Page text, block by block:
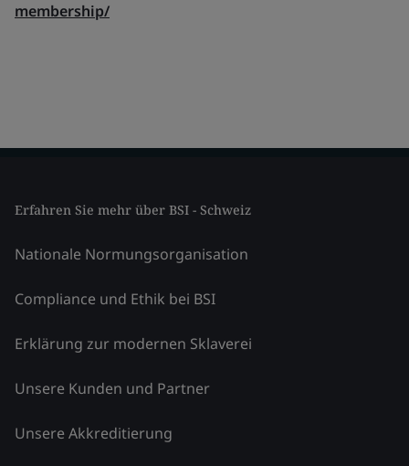
membership/
Erfahren Sie mehr über BSI - Schweiz
Nationale Normungsorganisation
Compliance und Ethik bei BSI
Erklärung zur modernen Sklaverei
Unsere Kunden und Partner
Unsere Akkreditierung